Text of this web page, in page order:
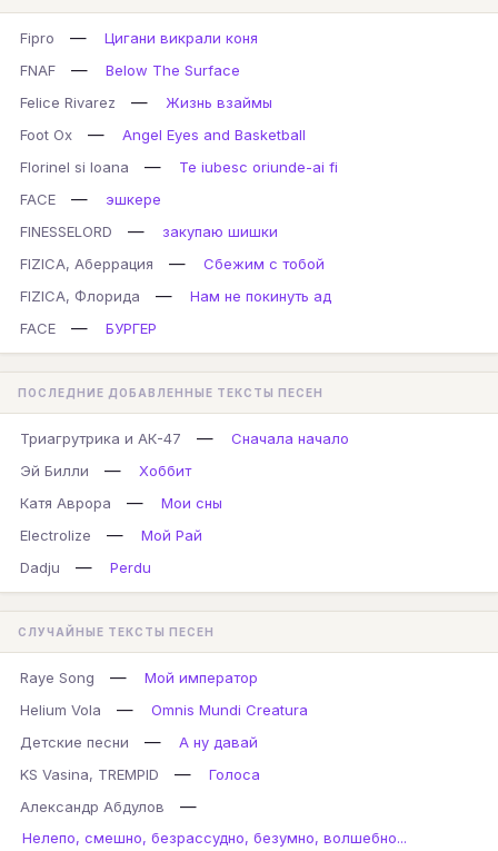
Fipro —
Цигани викрали коня
FNAF
—
Below The Surface
Felice Rivarez
—
Жизнь взаймы
Foot Ox
—
Angel Eyes and Basketball
Florinel si Ioana
—
Te iubesc oriunde-ai fi
FACE
—
эшкере
FINESSELORD
—
закупаю шишки
FIZICA, Аберрация
—
Сбежим с тобой
FIZICA, Флорида
—
Нам не покинуть ад
FACE
— БУРГЕР
ПОСЛЕДНИЕ ДОБАВЛЕННЫЕ ТЕКСТЫ ПЕСЕН
Триагрутрика и АК-47 —
Сначала начало
Эй Билли
—
Хоббит
Катя Аврора
—
Мои сны
Electrolize
—
Мой Рай
Dadju
— Perdu
СЛУЧАЙНЫЕ ТЕКСТЫ ПЕСЕН
Raye Song —
Мой император
Helium Vola
—
Omnis Mundi Creatura
Детские песни
—
А ну давай
KS Vasina, TREMPID
—
Голоса
Александр Абдулов
—
Нелепо, смешно, безрассудно, безумно, волшебно...